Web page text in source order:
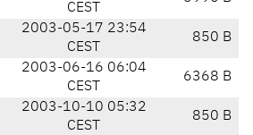
CEST
2003-05-17 23:54
CEST
850 B
2003-06-16 06:04
CEST
6368 B
2003-10-10 05:32
CEST
850 B